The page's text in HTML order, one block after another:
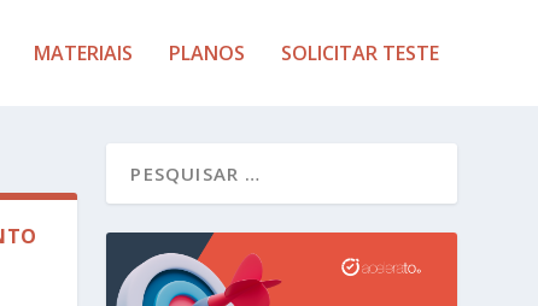
MATERIAIS PLANOS SOLICITAR TESTE